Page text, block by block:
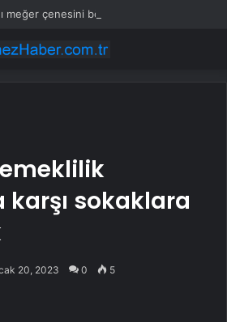
çenesini böcek ısırmış
sokaklara
20, 2023 0 5